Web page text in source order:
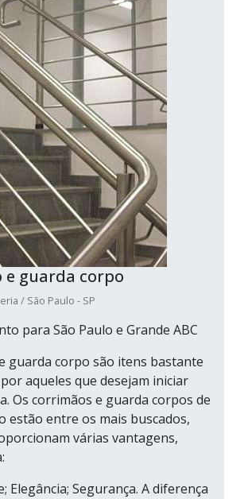
e guarda corpo
/ São Paulo - SP
para São Paulo e Grande ABC
guarda corpo são itens bastante
aqueles que desejam iniciar
Os corrimãos e guarda corpos de
estão entre os mais buscados,
várias vantagens,
Elegância; Segurança. A diferença